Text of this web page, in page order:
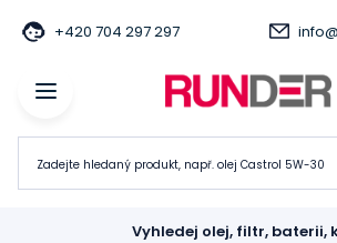
+420 704 297 297
Vyhledej olej, filtr, baterii,